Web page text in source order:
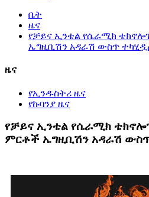
ቤት
ዜና
የቻይና ኢንቴል የሴራሚክ
ኤግዚቢሽን አዳራሽ ውስጥ
ዜና
የኢንዱስትሪ ዜና
የኩባንያ ዜና
የቻይና ኢንቴል የሴራሚክ
ምርቶች ኤግዚቢሽን አዳራሽ